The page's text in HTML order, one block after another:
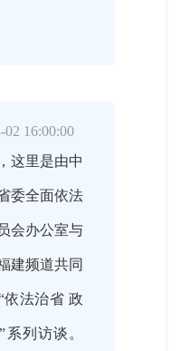
02 16:00:00
这里是由中
委全面依法
会办公室与
建频道共同
依法治省 政
系列访谈。